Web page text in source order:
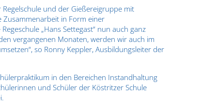
und der Gießereigruppe mit
Zusammenarbeit in Form einer
„Hans Settegast“ nun auch ganz
vergangenen Monaten, werden wir auch im
so Ronny Keppler, Ausbildungsleiter der
in den Bereichen Instandhaltung
und Schüler der Köstritzer Schule